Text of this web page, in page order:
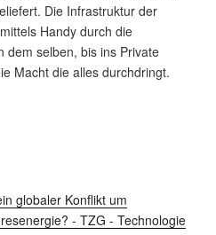
Die Infrastruktur der
Handy durch die
dem selben, bis ins Private
Macht die alles durchdringt.
globaler Konflikt um
- TZG - Technologie